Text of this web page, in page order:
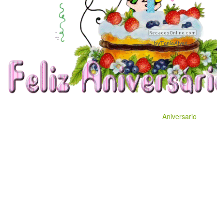
Aniversario